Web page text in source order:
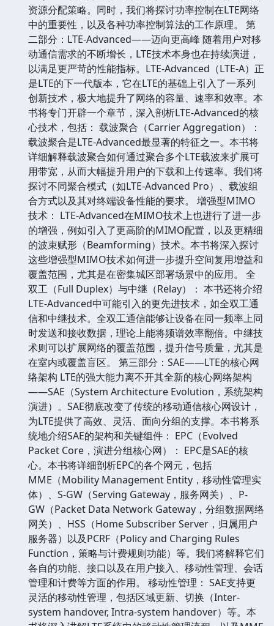
资源分配策略。同时，我们将探讨功率控制在LTE网络
中的重要性，以及各种功率控制算法的工作原理。 第
二部分：LTE-Advanced——迈向更高峰 随着用户对移
动通信需求的不断增长，LTE技术本身也在持续演进，
以满足更严苛的性能指标。LTE-Advanced（LTE-A）正
是LTE的下一代版本，它在LTE的基础上引入了一系列
创新技术，极大地提升了网络的容量、速率和效率。本
书将专门开辟一个章节，深入剖析LTE-Advanced的核
心技术，包括： 载波聚合（Carrier Aggregation）：
载波聚合是LTE-Advanced最显著的特征之一。本书将
详细解释载波聚合如何通过聚合多个LTE载波来扩展可
用带宽，从而大幅提升用户的下载和上传速率。我们将
探讨不同聚合模式（如LTE-Advanced Pro）、载波组
合方式以及其对终端设备性能的要求。 增强型MIMO
技术： LTE-Advanced在MIMO技术上也进行了进一步
的增强，例如引入了更高阶的MIMO配置，以及更精细
的波束赋形（Beamforming）技术。本书将深入探讨
这些增强型MIMO技术如何进一步提升空间复用增益和
覆盖范围，尤其是在密集城区部署场景中的应用。 全
双工（Full Duplex）与中继（Relay）： 本书还将介绍
LTE-Advanced中可能引入的更先进技术，如全双工通
信和中继技术。全双工通信能够让设备在同一频率上同
时发送和接收数据，理论上能将频谱效率翻倍。中继技
术则可以扩展网络的覆盖范围，提升信号质量，尤其是
在室内或覆盖盲区。 第三部分：SAE——LTE的核心网
络架构 LTE的强大能力离不开其全新的核心网络架构
——SAE（System Architecture Evolution，系统架构
演进）。SAE彻底改变了传统的移动通信核心网设计，
为LTE提供了高效、灵活、面向分组的支撑。本书将系
统地介绍SAE的架构和关键组件： EPC（Evolved
Packet Core，演进分组核心网）： EPC是SAE的核
心。本书将详细剖析EPC的各个网元，包括
MME（Mobility Management Entity，移动性管理实
体）、S-GW（Serving Gateway，服务网关）、P-
GW（Packet Data Network Gateway，分组数据网络
网关）、HSS（Home Subscriber Server，归属用户
服务器）以及PCRF（Policy and Charging Rules
Function，策略与计费规则功能）等。我们将解释它们
各自的功能、接口以及在用户接入、移动性管理、会话
管理和计费等方面的作用。 移动性管理： SAE支持更
灵活的移动性管理，包括区域更新、切换（Inter-
system handover, Intra-system handover）等。本